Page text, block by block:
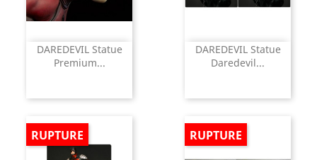
DAREDEVIL Statue
Premium...
DAREDEVIL Statue
Daredevil...
RUPTURE RUPTURE